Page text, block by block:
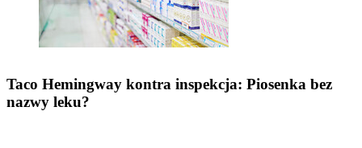
Taco Hemingway kontra inspekcja: Piosenka bez
nazwy leku?